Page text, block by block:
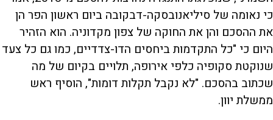
כי נאומה של סיליאנובסקה-דבקובה ביום ראשון הפר הן
את ההסכם והן את החוקה של צפון מקדוניה. הוא הזהיר
היום כי "כל התקדמות ביחסים הדו-צדדיים, כמו גם כל צעד
שנוקטת סקופיה כלפי אירופה, תלויים בקיום של מה
שכתוב בהסכם. "לא נקבל תקלות דומות", הוסיף ראש
ממשלת יוון.